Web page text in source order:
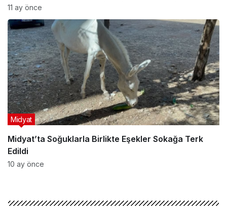
11 ay önce
Midyat’ta Soğuklarla Birlikte Eşekler Sokağa Terk
Edildi
Midyat
10 ay önce